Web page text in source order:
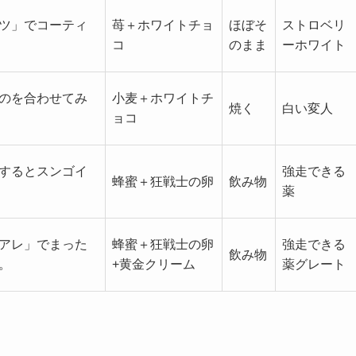
」でコーティ
苺＋ホワイトチョ
コ
ほぼそ
のまま
ストロベリ
ーホワイト
を合わせてみ
小麦＋ホワイトチ
ョコ
焼く 白い変人
るとスンゴイ
蜂蜜＋狂戦士の卵 飲み物
強走できる
薬
レ」でまった
蜂蜜＋狂戦士の卵
+黄金クリーム
飲み物
強走できる
薬グレート